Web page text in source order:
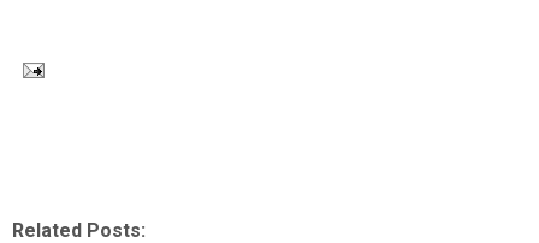
Related Posts: